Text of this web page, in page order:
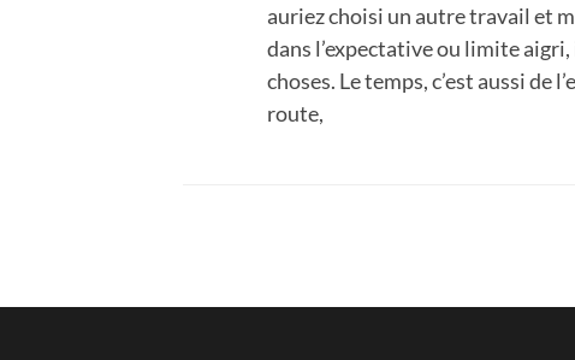
auriez choisi un autre travail et
dans l’expectative ou limite
choses. Le temps, c’est aussi de
route,